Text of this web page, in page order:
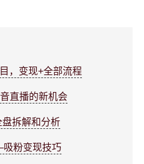
，变现+全部流程
直播的新机会
盘拆解和分析
粉变现技巧